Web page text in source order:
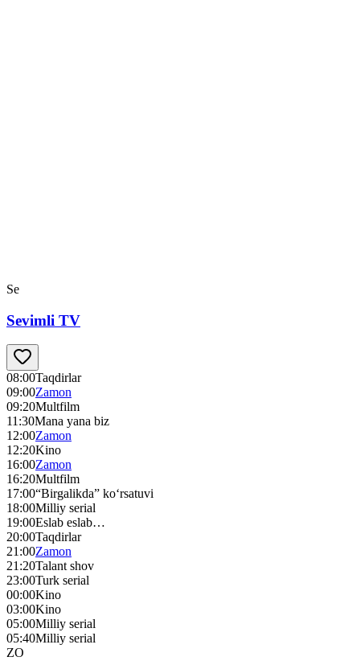
Se
Sevimli TV
08:00Taqdirlar
09:00Zamon
09:20Multfilm
11:30Mana yana biz
12:00Zamon
12:20Kino
16:00Zamon
16:20Multfilm
17:00“Birgalikda” ko‘rsatuvi
18:00Milliy serial
19:00Eslab eslab…
20:00Taqdirlar
21:00Zamon
21:20Talant shov
23:00Turk serial
00:00Kino
03:00Kino
05:00Milliy serial
05:40Milliy serial
ZO